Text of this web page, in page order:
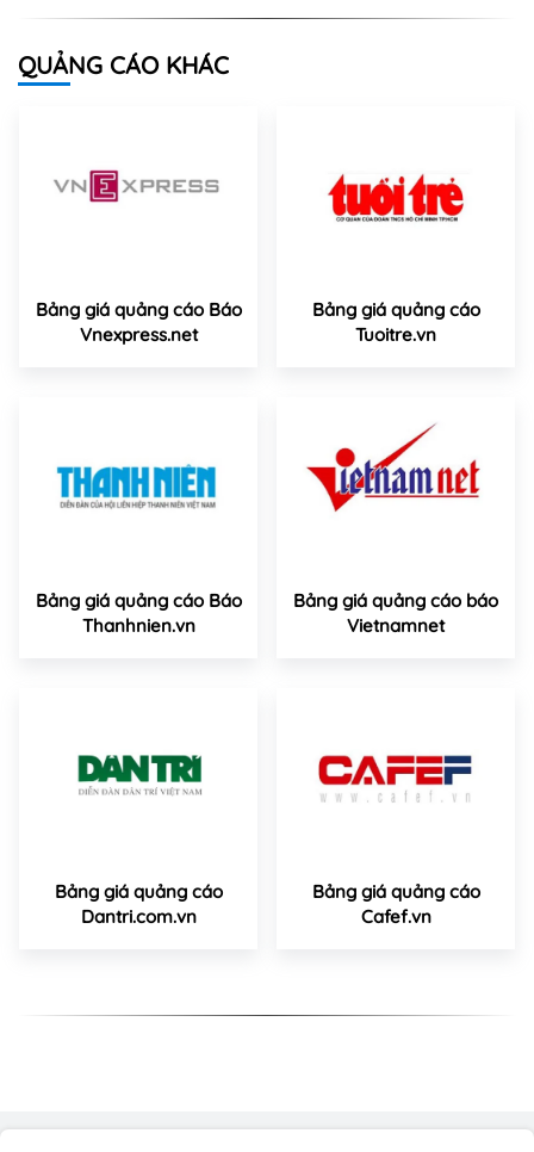
QUẢNG CÁO KHÁC
Bảng giá quảng cáo Báo
Vnexpress.net
Bảng giá quảng cáo
Tuoitre.vn
Bảng giá quảng cáo Báo
Thanhnien.vn
Bảng giá quảng cáo báo
Vietnamnet
Bảng giá quảng cáo
Dantri.com.vn
Bảng giá quảng cáo
Cafef.vn